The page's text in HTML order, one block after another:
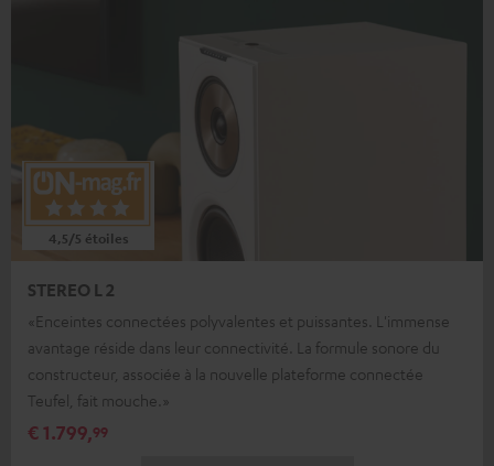
4,5/5 étoiles
STEREO L 2
«Enceintes connectées polyvalentes et puissantes. L'immense
avantage réside dans leur connectivité. La formule sonore du
constructeur, associée à la nouvelle plateforme connectée
Teufel, fait mouche.»
€ 1.799,99